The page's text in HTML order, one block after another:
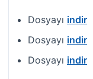
Dosyayı indir
Dosyayı indir
Dosyayı indir